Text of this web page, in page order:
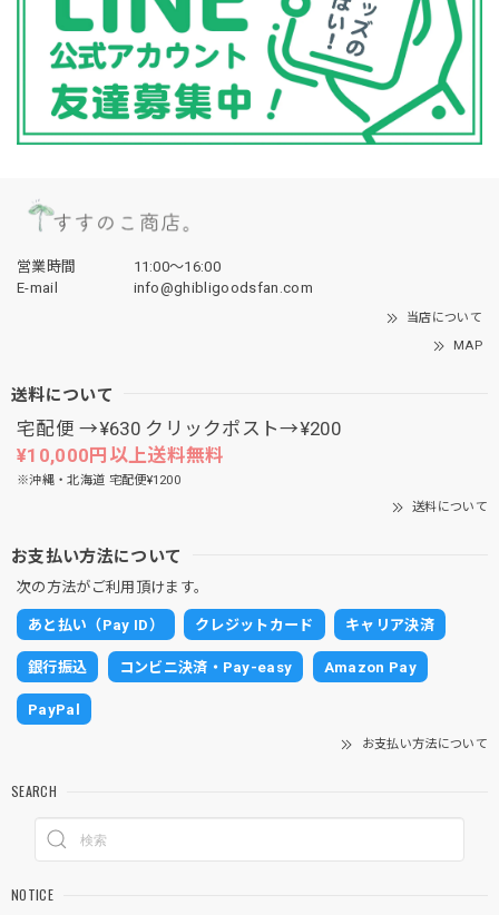
営業時間
11:00〜16:00
E-mail
info@ghibligoodsfan.com
当店について
MAP
送料について
宅配便 →¥630 クリックポスト→¥200
¥10,000円以上送料無料
※沖縄・北海道 宅配便¥1200
送料について
お支払い方法について
次の方法がご利用頂けます。
あと払い（Pay ID） クレジットカード キャリア決済
銀行振込 コンビニ決済・Pay-easy Amazon Pay
PayPal
お支払い方法について
SEARCH
NOTICE